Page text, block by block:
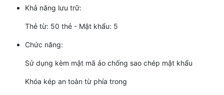
Khả năng lưu trữ:
Thẻ từ: 50 thẻ - Mật khẩu: 5
Chức năng:
Sử dụng kèm mật mã ảo chống sao chép mật khẩu
Khóa kép an toàn từ phía trong